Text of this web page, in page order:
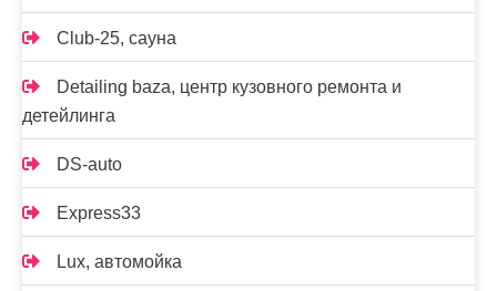
Club-25, сауна
Detailing baza, центр кузовного ремонта и
детейлинга
DS-auto
Express33
Lux, автомойка